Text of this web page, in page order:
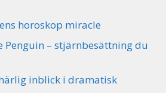
horoskop miracle
Penguin – stjärnbesättning du
inblick i dramatisk